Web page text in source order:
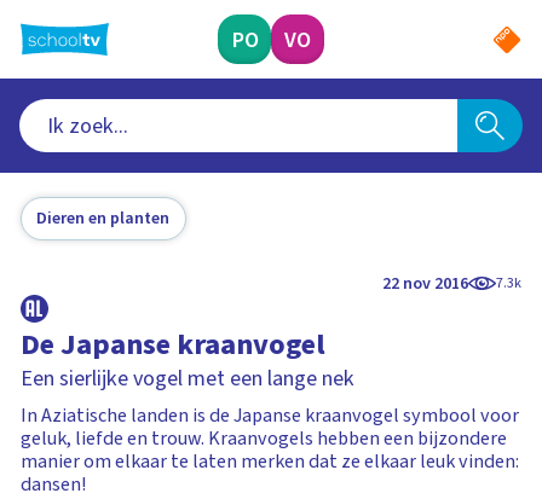
naar
hoofdinhoud
PO VO
Dieren en planten
22 nov 2016 7.3k
De Japanse kraanvogel
Een sierlijke vogel met een lange nek
In Aziatische landen is de Japanse kraanvogel symbool voor
geluk, liefde en trouw. Kraanvogels hebben een bijzondere
manier om elkaar te laten merken dat ze elkaar leuk vinden:
dansen!